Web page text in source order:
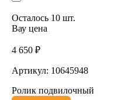
Осталось 10 шт.
Вау цена
4 650 ₽
Артикул: 10645948
Ролик подвилочный